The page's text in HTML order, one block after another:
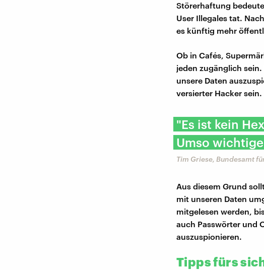
Störerhaftung
User Illegales tat.
es künftig mehr
Ob in Cafés,
jeden zugänglich
unsere Daten
versierter Hacker sein.
"Es ist kein
Umso
Tim Griese, Bundesamt
Aus diesem Grund
mit unseren Daten
mitgelesen werden,
auch Passwörter und
auszuspionieren.
Tipps fürs